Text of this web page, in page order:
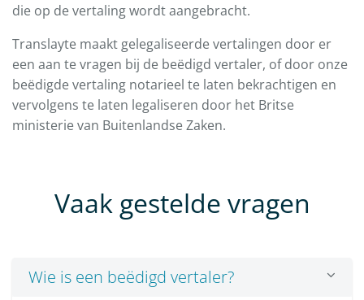
die op de vertaling wordt aangebracht.
Translayte maakt gelegaliseerde vertalingen door er
een aan te vragen bij de beëdigd vertaler, of door onze
beëdigde vertaling notarieel te laten bekrachtigen en
vervolgens te laten legaliseren door het Britse
ministerie van Buitenlandse Zaken.
Vaak gestelde vragen
Wie is een beëdigd vertaler?